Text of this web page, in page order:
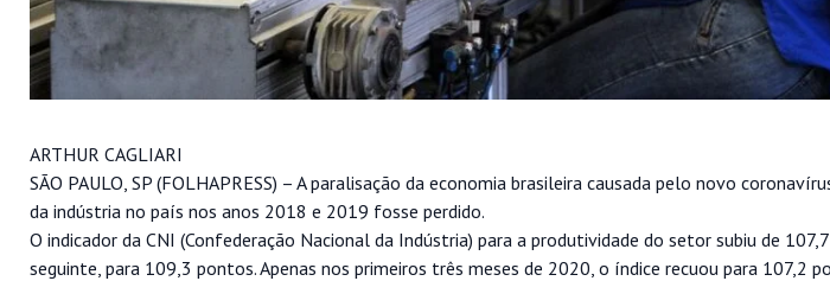
ARTHUR CAGLIARI
SÃO PAULO, SP (FOLHAPRESS) – A paralisação da economia brasileira causada pelo novo
da indústria no país nos anos 2018 e 2019 fosse perdido.
O indicador da CNI (Confederação Nacional da Indústria) para a produtividade do setor subiu de
seguinte, para 109,3 pontos. Apenas nos primeiros três meses de 2020, o índice recuou para 107,2